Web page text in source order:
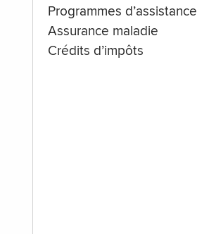
Programmes d’assistance
Assurance maladie
Crédits d’impôts